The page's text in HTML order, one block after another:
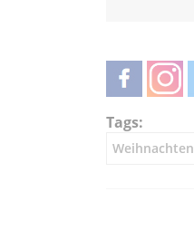
teilen
Tags:
Weihnachten